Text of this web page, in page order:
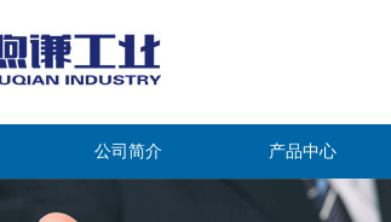
公司简介 产品中心